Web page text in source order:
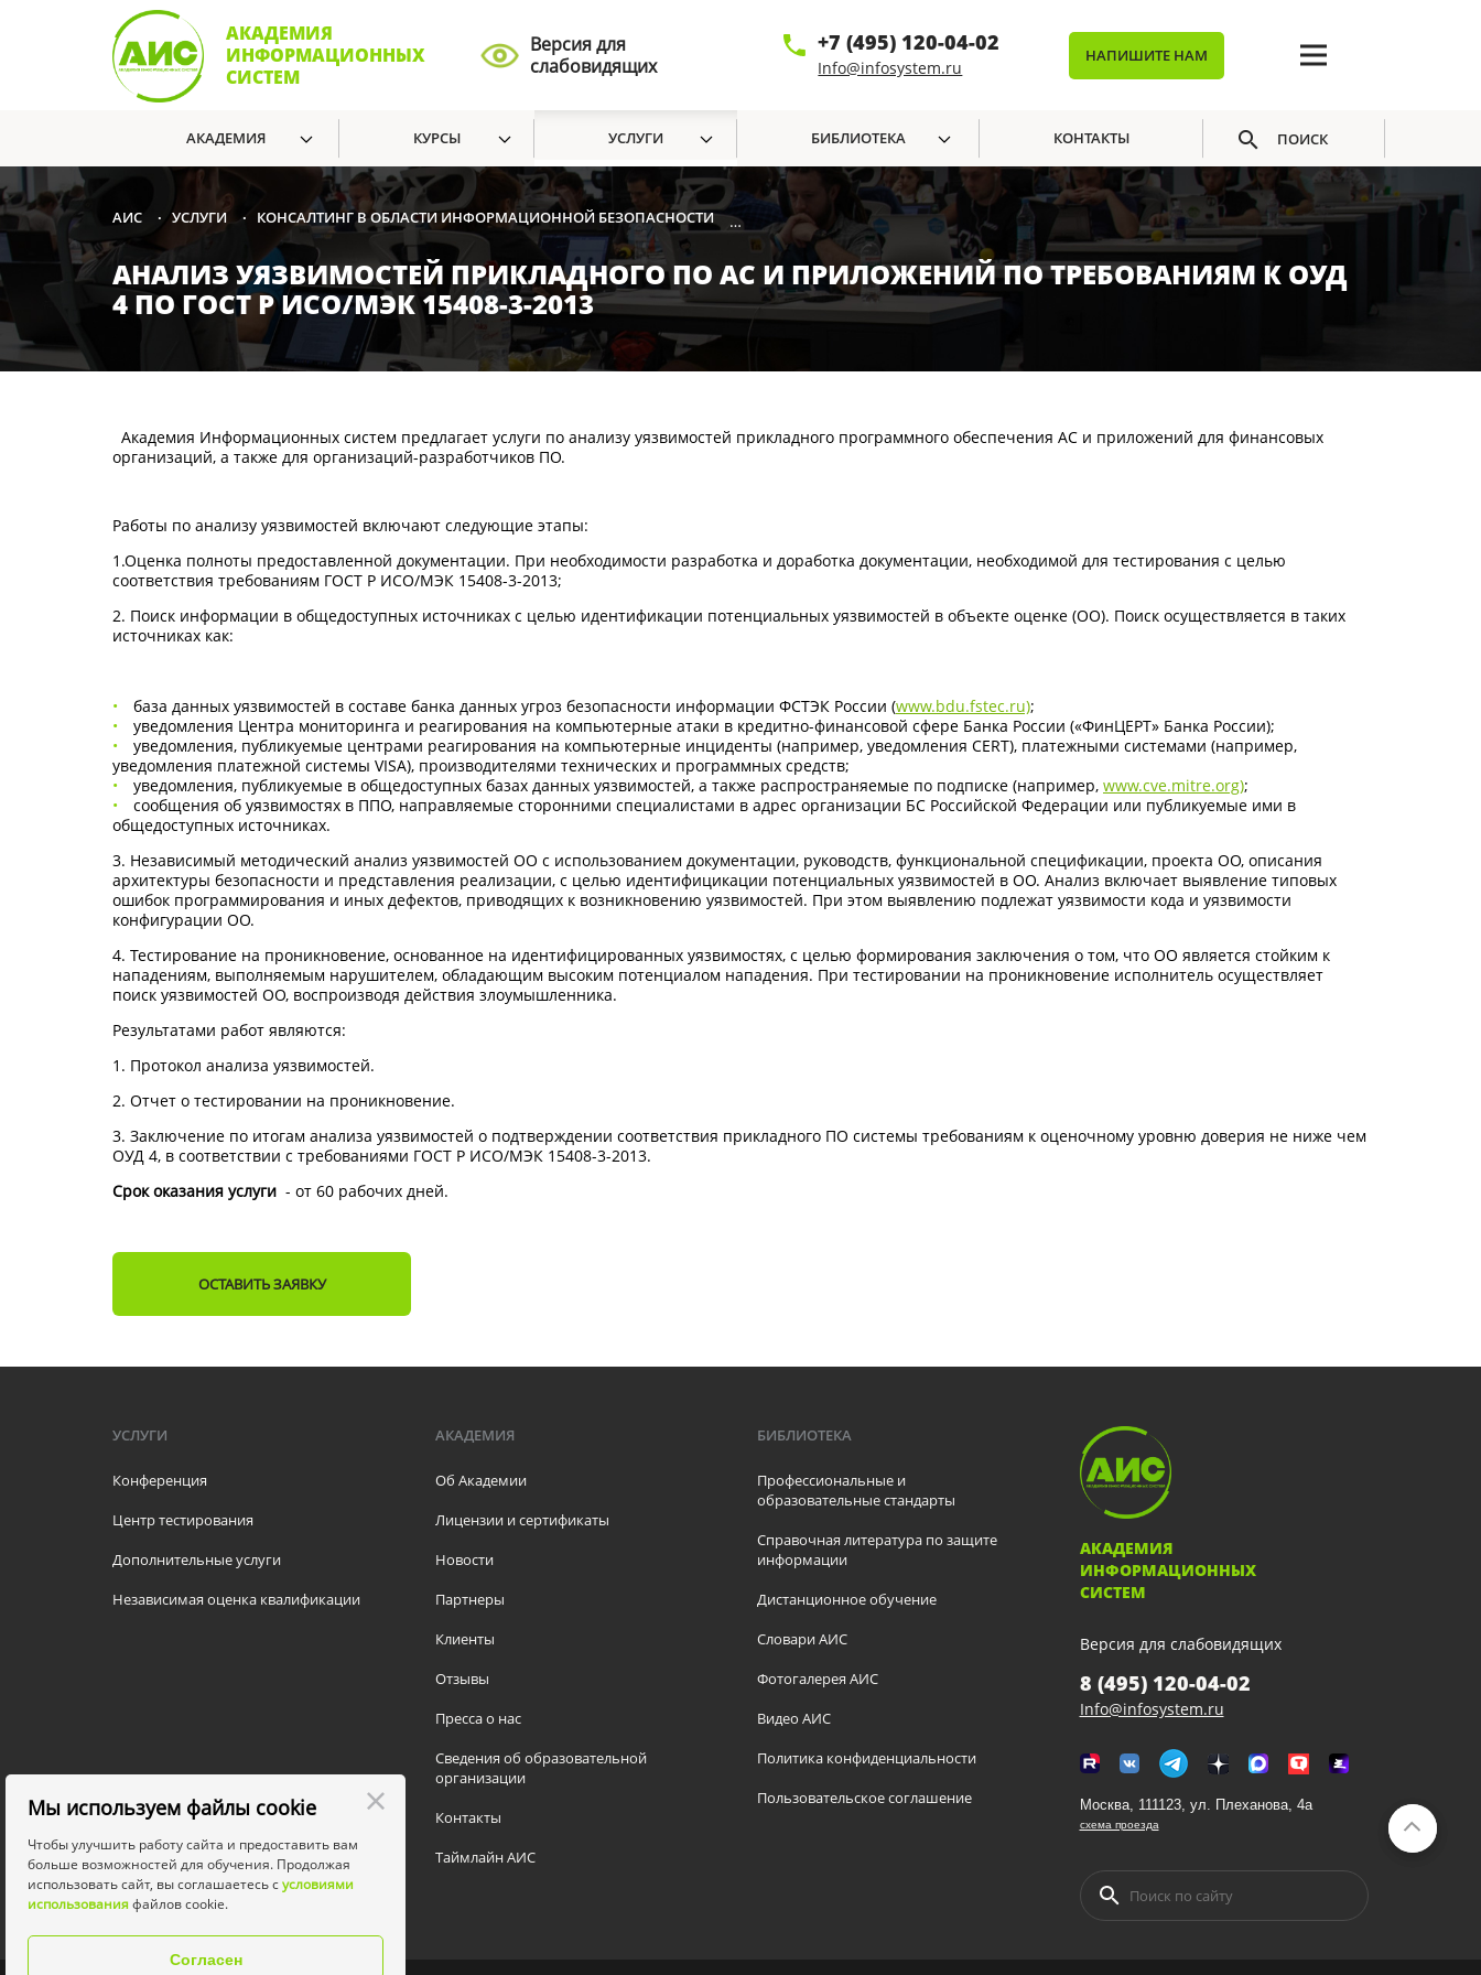
АКАДЕМИЯ
ИНФОРМАЦИОННЫХ
СИСТЕМ
Версия для
слабовидящих
+7 (495) 120-04-02
Info@infosystem.ru
НАПИШИТЕ НАМ
АКАДЕМИЯ КУРСЫ УСЛУГИ БИБЛИОТЕКА КОНТАКТЫ ПОИСК
АИС • УСЛУГИ • КОНСАЛТИНГ В ОБЛАСТИ ИНФОРМАЦИОННОЙ БЕЗОПАСНОСТИ • АНАЛИЗ УЯЗВИМОСТЕЙ ПРИКЛАДНОГО ПО АС И ПРИЛОЖЕНИЙ ПО ТРЕБОВАНИЯМ К ОУД 4
АНАЛИЗ УЯЗВИМОСТЕЙ ПРИКЛАДНОГО ПО АС И ПРИЛОЖЕНИЙ ПО ТРЕБОВАНИЯМ К ОУД
4 ПО ГОСТ Р ИСО/МЭК 15408-3-2013
Академия Информационных систем предлагает услуги по анализу уязвимостей прикладного программного обеспечения АС и приложений для финансовых
организаций, а также для организаций-разработчиков ПО.
Работы по анализу уязвимостей включают следующие этапы:
1.Оценка полноты предоставленной документации. При необходимости разработка и доработка документации, необходимой для тестирования с целью
соответствия требованиям ГОСТ Р ИСО/МЭК 15408-3-2013;
2. Поиск информации в общедоступных источниках с целью идентификации потенциальных уязвимостей в объекте оценке (ОО). Поиск осуществляется в таких
источниках как:
база данных уязвимостей в составе банка данных угроз безопасности информации ФСТЭК России (www.bdu.fstec.ru);
уведомления Центра мониторинга и реагирования на компьютерные атаки в кредитно-финансовой сфере Банка России («ФинЦЕРТ» Банка России);
уведомления, публикуемые центрами реагирования на компьютерные инциденты (например, уведомления CERT), платежными системами (например,
уведомления платежной системы VISA), производителями технических и программных средств;
уведомления, публикуемые в общедоступных базах данных уязвимостей, а также распространяемые по подписке (например, www.cve.mitre.org);
сообщения об уязвимостях в ППО, направляемые сторонними специалистами в адрес организации БС Российской Федерации или публикуемые ими в
общедоступных источниках.
3. Независимый методический анализ уязвимостей ОО с использованием документации, руководств, функциональной спецификации, проекта ОО, описания
архитектуры безопасности и представления реализации, с целью идентифицикации потенциальных уязвимостей в ОО. Анализ включает выявление типовых
ошибок программирования и иных дефектов, приводящих к возникновению уязвимостей. При этом выявлению подлежат уязвимости кода и уязвимости
конфигурации ОО.
4. Тестирование на проникновение, основанное на идентифицированных уязвимостях, с целью формирования заключения о том, что ОО является стойким к
нападениям, выполняемым нарушителем, обладающим высоким потенциалом нападения. При тестировании на проникновение исполнитель осуществляет
поиск уязвимостей ОО, воспроизводя действия злоумышленника.
Результатами работ являются:
1. Протокол анализа уязвимостей.
2. Отчет о тестировании на проникновение.
3. Заключение по итогам анализа уязвимостей о подтверждении соответствия прикладного ПО системы требованиям к оценочному уровню доверия не ниже чем
ОУД 4, в соответствии с требованиями ГОСТ Р ИСО/МЭК 15408-3-2013.
Срок оказания услуги - от 60 рабочих дней.
ОСТАВИТЬ ЗАЯВКУ
УСЛУГИ
Конференция
Центр тестирования
Дополнительные услуги
Независимая оценка квалификации
АКАДЕМИЯ
Об Академии
Лицензии и сертификаты
Новости
Партнеры
Клиенты
Отзывы
Пресса о нас
Сведения об образовательной
организации
Контакты
Таймлайн АИС
БИБЛИОТЕКА
Профессиональные и
образовательные стандарты
Справочная литература по защите
информации
Дистанционное обучение
Словари АИС
Фотогалерея АИС
Видео АИС
Политика конфиденциальности
Пользовательское соглашение
АКАДЕМИЯ
ИНФОРМАЦИОННЫХ
СИСТЕМ
Версия для слабовидящих
8 (495) 120-04-02
Info@infosystem.ru
Москва, 111123, ул. Плеханова, 4а
схема проезда
Мы используем файлы cookie
Чтобы улучшить работу сайта и предоставить вам
больше возможностей для обучения. Продолжая
использовать сайт, вы соглашаетесь сусловиями
использованияфайлов cookie.
Согласен